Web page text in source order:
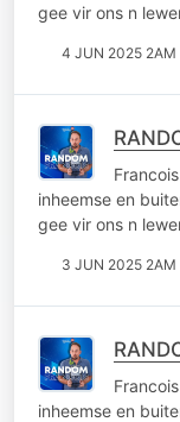
gee vir ons n
4 JUN 2025 2AM
inheemse en
gee vir ons n
3 JUN 2025 2AM
inheemse en